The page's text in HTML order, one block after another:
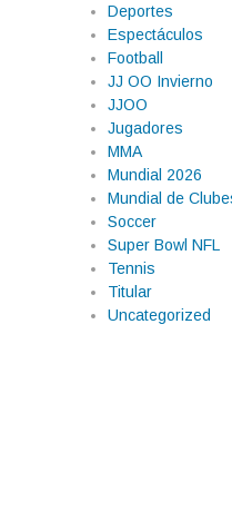
Deportes
Espectáculos
Football
JJ OO Invierno
JJOO
Jugadores
MMA
Mundial 2026
Mundial de
Soccer
Super Bowl NFL
Tennis
Titular
Uncategorized